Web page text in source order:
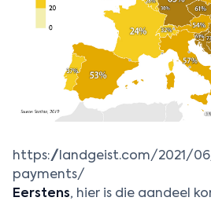
https://landgeist.com/2021/
payments/
Eerstens, hier is die aandeel